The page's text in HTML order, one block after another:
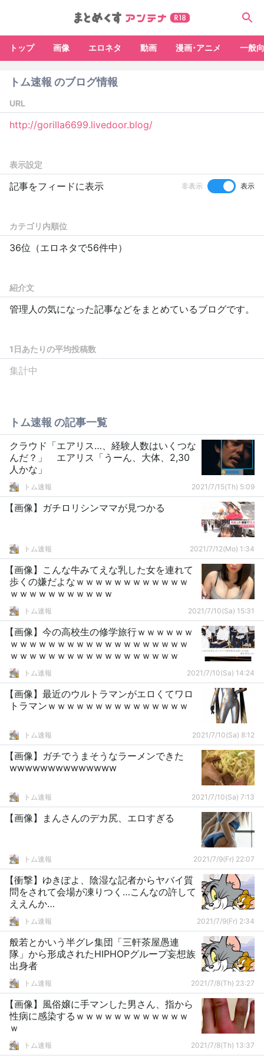
トップ 画像 エロネタ 動画 漫画･アニメ 一般
トム速報 のブログ情報
URL
http://gorilla6699.livedoor.blog/
表示設定
記事をフィードに表示 非表示 表示
カテゴリ内順位
36位（エロネタで56件中）
紹介文
管理人の気になった記事などをまとめているブログです。
1日あたりの平均投稿数
集計中
トム速報 の記事一覧
クラウド「エアリス…、経験人数はいくつな
んだ？」 エアリス「うーん、大体、2,30
人かな」
トム速報 2021/7/15(Th) 5:09
【画像】ガチロリシンママが見つかる
トム速報 2021/7/12(Mo) 1:34
【画像】こんな牛みてえな乳した女を連れて
歩くの嫌だよなｗｗｗｗｗｗｗｗｗｗｗｗ
ｗｗｗｗｗｗｗｗｗｗｗ
トム速報 2021/7/10(Sa) 15:31
【画像】今の高校生の修学旅行ｗｗｗｗｗｗ
ｗｗｗｗｗｗｗｗｗｗｗｗｗｗｗｗｗｗｗ
ｗｗｗｗｗｗｗｗｗｗｗｗｗｗｗｗｗｗ
トム速報 2021/7/10(Sa) 14:24
【画像】最近のウルトラマンがエロくてワロ
トラマンｗｗｗｗｗｗｗｗｗｗｗｗｗｗｗ
トム速報 2021/7/10(Sa) 8:12
【画像】ガチでうまそうなラーメンできた
wwwwwwwwwwwwww
トム速報 2021/7/10(Sa) 7:13
【画像】まんさんのデカ尻、エロすぎる
トム速報 2021/7/9(Fr) 22:07
【衝撃】ゆきぽよ、陰湿な記者からヤバイ質
問をされて会場が凍りつく…こんなの許して
ええんか…
トム速報 2021/7/9(Fr) 2:34
般若とかいう半グレ集団「三軒茶屋愚連
隊」から形成されたHIPHOPグループ妄想族
出身者
トム速報 2021/7/8(Th) 23:27
【画像】風俗嬢に手マンした男さん、指から
性病に感染するｗｗｗｗｗｗｗｗｗｗｗｗ
ｗ
トム速報 2021/7/8(Th) 13:37